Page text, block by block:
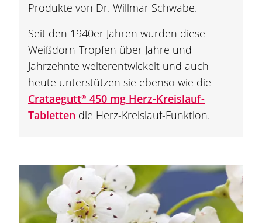
Produkte von Dr. Willmar Schwabe.
Seit den 1940er Jahren wurden diese
Weißdorn-Tropfen über Jahre und
Jahrzehnte weiterentwickelt und auch
heute unterstützen sie ebenso wie die
Crataegutt® 450 mg Herz-Kreislauf-
Tabletten die Herz-Kreislauf-Funktion.